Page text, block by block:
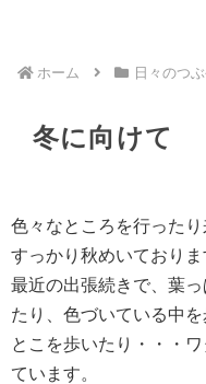
ホーム 日々のつ
冬に向けて
色々なところを行った
すっかり秋めいておりま
最近の出張続きで、葉
たり、色づいている中
とこを歩いたり・・・
ています。